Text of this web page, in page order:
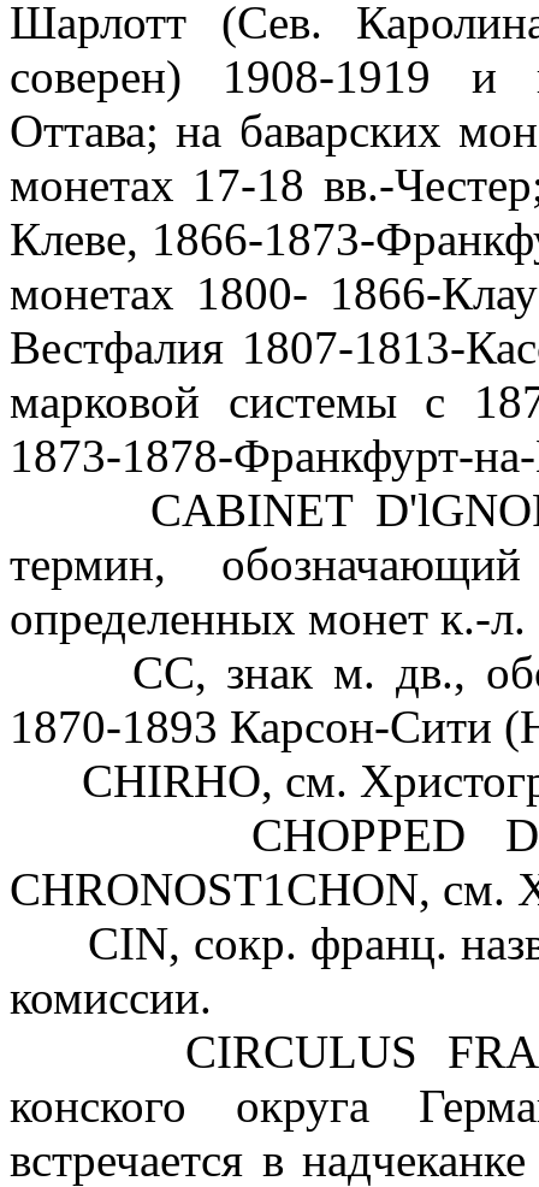
Шарлотт (Сев.
соверен) 1908-1919 и
Оттава; на баварских
монетах 17-18 вв.-
Клеве, 1866-1873-
монетах 1800- 1866-
Вестфалия 1807-1813-
марковой системы с
1873-1878-Франкфурт-
CABINET
термин,
определенных монет к.-л.
СС, знак м. дв.,
1870-1893 Карсон-Сити
CHIRHO, см.
CHOPPED
CHRONOST1CHON, см.
CIN, сокр. франц.
комиссии.
CIRCULUS
конского округа
встречается в